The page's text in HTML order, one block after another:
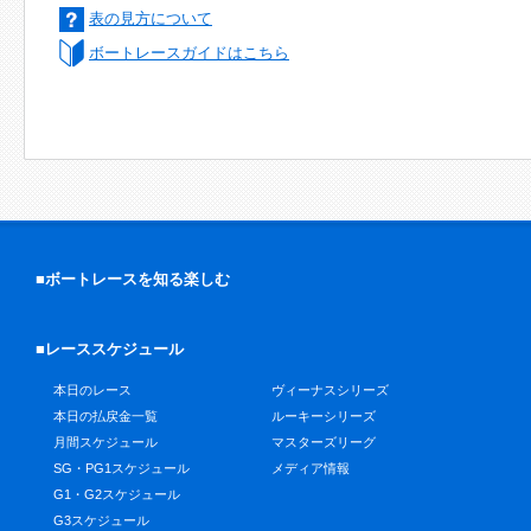
表の見方について
ボートレースガイドはこちら
■ボートレースを知る楽しむ
■レーススケジュール
本日のレース
本日の払戻金一覧
月間スケジュール
SG・PG1スケジュール
G1・G2スケジュール
G3スケジュール
ヴィーナスシリーズ
ルーキーシリーズ
マスターズリーグ
メディア情報